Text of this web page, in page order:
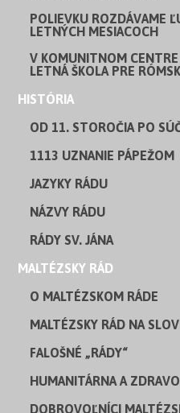
POLIEVKU ROZDÁVAME
LETNÝCH MESIACOCH
V KOMUNITNOM
LETNÁ ŠKOLA PRE
HISTÓRIA
OD 11. STOROČIA PO
1113 UZNANIE PÁPEŽOM
JAZYKY RÁDU
NÁZVY RÁDU
RÁDY SV. JÁNA
MALTÉZSKY RÁD
O MALTÉZSKOM RÁDE
MALTÉZSKY RÁD NA
FALOŠNÉ „RÁDY“
HUMANITÁRNA A
DOBROVOĽNÍCI